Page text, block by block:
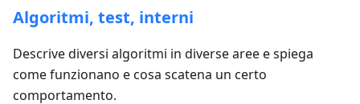
Algoritmi, test, interni
Descrive diversi algoritmi in diverse aree e spiega
come funzionano e cosa scatena un certo
comportamento.